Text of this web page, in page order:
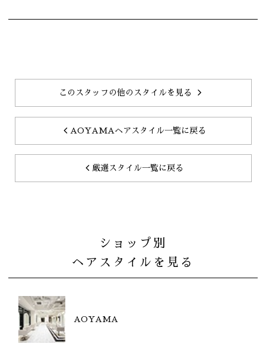
このスタッフの他のスタイルを見る
AOYAMAヘアスタイル一覧に戻る
厳選スタイル一覧に戻る
ショップ別
ヘアスタイルを見る
AOYAMA